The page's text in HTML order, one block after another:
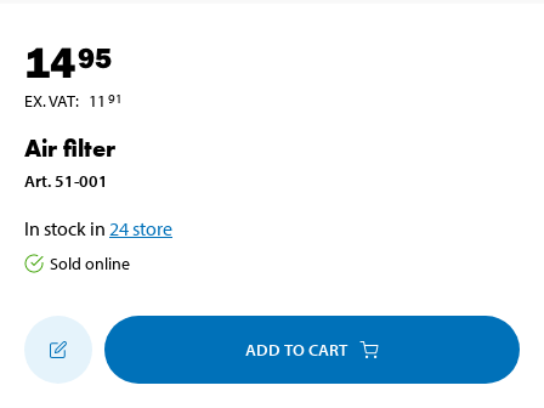
1495
EX. VAT: 11 91
Air filter
Art. 51-001
In stock in 24store
Sold online
ADD TO CART